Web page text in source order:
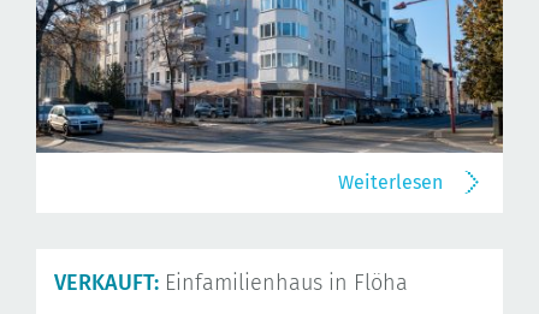
Weiterlesen
VERKAUFT: Einfamilienhaus in Flöha